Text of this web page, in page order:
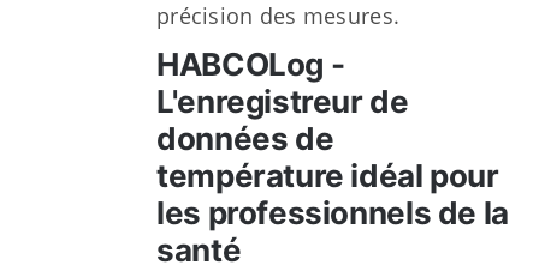
précision des mesures.
HABCOLog -
L'enregistreur de
données de
température idéal pour
les professionnels de la
santé